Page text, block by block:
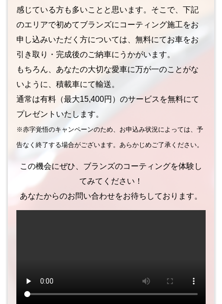
感じている方も多いことと思います。そこで、下記
のエリアで初めてブランズにコーティング施工をお
申し込みいただく方については、無料にてお車をお
引き取り・完成後のご納車にうかがいます。
もちろん、あなたの大切な愛車に万が一のことがな
いように、積載車にて輸送。
通常は有料（最大15,400円）のサービスを無料にて
プレゼントいたします。
※赤字覚悟のキャンペーンのため、お申込み状況によっては、予
告なく終了する場合がございます。あらかじめご了承ください。
この機会にぜひ、ブランズのコーティングを体験し
てみてください！
あなたからのお問い合わせをお待ちしております。